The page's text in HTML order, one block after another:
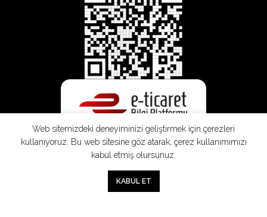
Web sitemizdeki deneyiminizi geliştirmek için çerezleri
kullanıyoruz. Bu web sitesine göz atarak, çerez kullanımımızı
kabul etmiş olursunuz.
KABUL ET
Sepet